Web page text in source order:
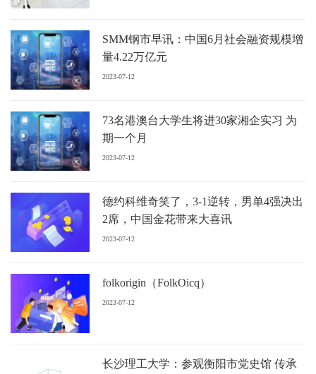
SMM钢市早讯：中国6月社会融资规模增
量4.22万亿元
2023-07-12
73名港澳台大学生将进30家湘企实习 为
期一个月
2023-07-12
德约科维奇笑了，3-1逆转，男单4强决出
2席，中国金花带来大喜讯
2023-07-12
folkorigin（FolkOicq）
2023-07-12
长沙理工大学：参观衡阳市党史馆 传承